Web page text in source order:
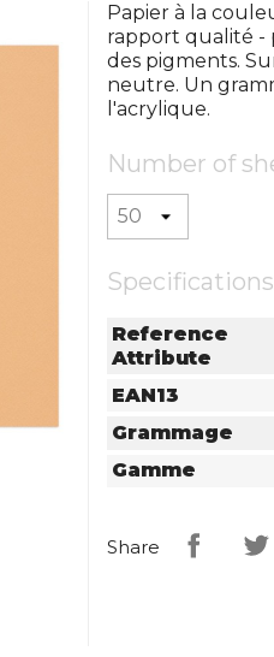
Papier à la
rapport qualité -
des pigments.
neutre. Un
l'acrylique.
Number of
Reference
Attribute
EAN13
Grammage
Gamme
Share